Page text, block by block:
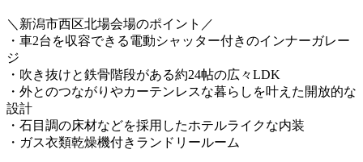
＼新潟市西区北場会場のポイント／
・車2台を収容できる電動シャッター付きのインナーガレー
ジ
・吹き抜けと鉄骨階段がある約24帖の広々LDK
・外とのつながりやカーテンレスな暮らしを叶えた開放的な
設計
・石目調の床材などを採用したホテルライクな内装
・ガス衣類乾燥機付きランドリールーム